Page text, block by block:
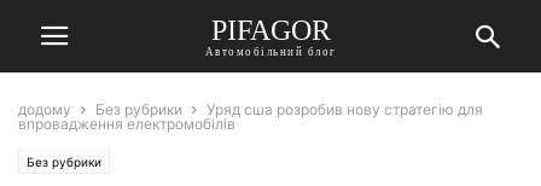
PIFAGOR
Автомобільний блог
додому Без рубрики
Уряд сша розробив нову стратегію для
впровадження електромобілів
Без рубрики